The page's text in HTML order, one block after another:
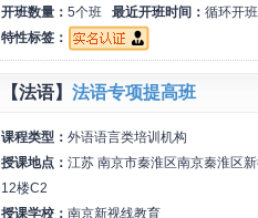
开班数量： 5个班 最近开班时间： 循环开班
特性标签：
【法语】 法语专项提高班
课程类型： 外语语言类培训机构
授课地点： 江苏 南京市秦淮区南京秦淮区
12楼C2
授课学校： 南京新视线教育